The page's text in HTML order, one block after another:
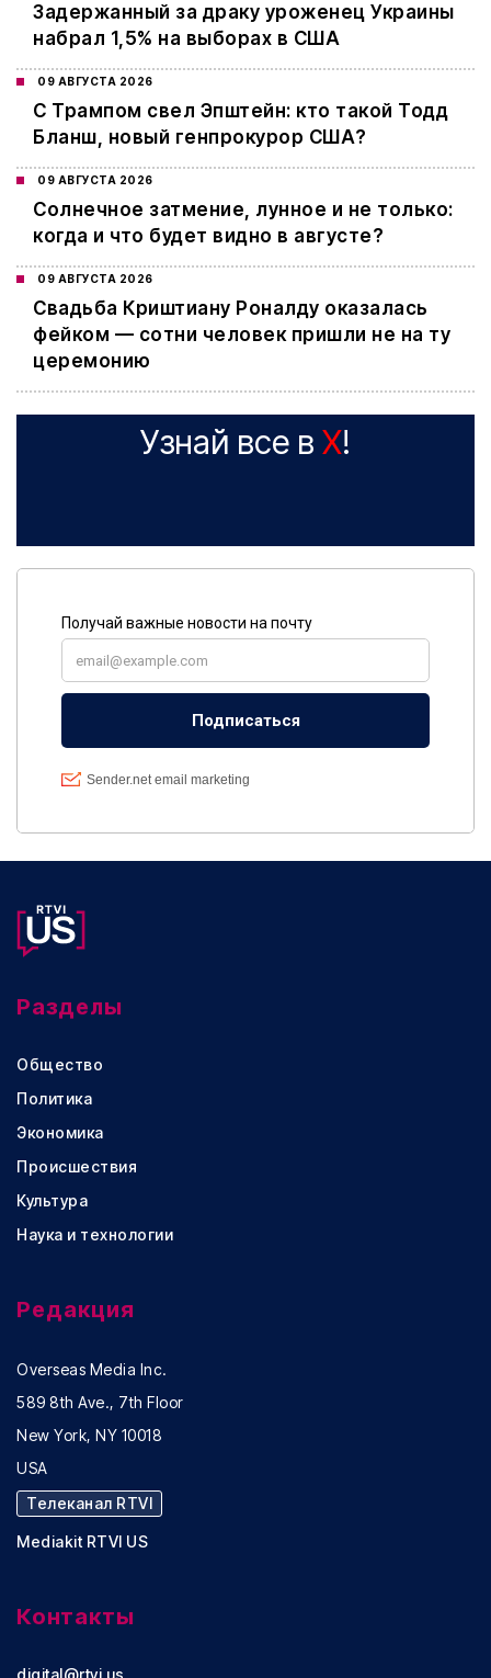
Задержанный за драку уроженец Украины
набрал 1,5% на выборах в США
09 АВГУСТА 2026
С Трампом свел Эпштейн: кто такой Тодд
Бланш, новый генпрокурор США?
09 АВГУСТА 2026
Cолнечное затмение, лунное и не только:
когда и что будет видно в августе?
09 АВГУСТА 2026
Свадьба Криштиану Роналду оказалась
фейком — сотни человек пришли не на ту
церемонию
Узнай все в X!
Разделы
Общество
Политика
Экономика
Происшествия
Культура
Наука и технологии
Редакция
Overseas Media Inc.
589 8th Ave., 7th Floor
New York, NY 10018
USA
Телеканал RTVI
Mediakit RTVI US
Контакты